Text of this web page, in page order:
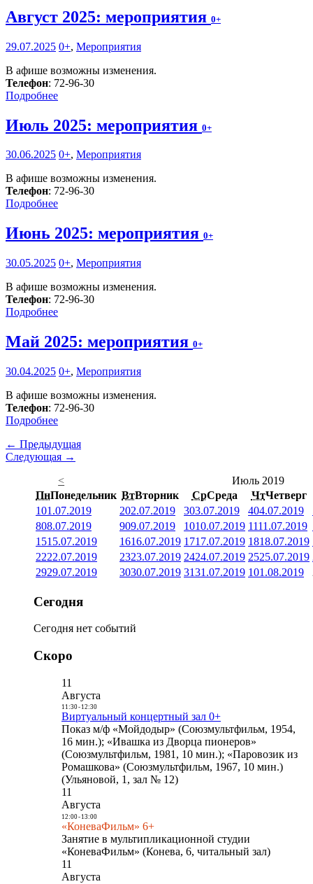
Август 2025: мероприятия 0+
29.07.2025 0+, Мероприятия
В афише возможны изменения.
Телефон: 72-96-30
Подробнее
Июль 2025: мероприятия 0+
30.06.2025 0+, Мероприятия
В афише возможны изменения.
Телефон: 72-96-30
Подробнее
Июнь 2025: мероприятия 0+
30.05.2025 0+, Мероприятия
В афише возможны изменения.
Телефон: 72-96-30
Подробнее
Май 2025: мероприятия 0+
30.04.2025 0+, Мероприятия
В афише возможны изменения.
Телефон: 72-96-30
Подробнее
← Предыдущая
Следующая →
<
Июль 2019
ПнПонедельник ВтВторник СрСреда ЧтЧетверг
101.07.2019 202.07.2019 303.07.2019 404.07.2019
808.07.2019 909.07.2019 1010.07.2019 1111.07.2019
1515.07.2019 1616.07.2019 1717.07.2019 1818.07.2019
2222.07.2019 2323.07.2019 2424.07.2019 2525.07.2019
2929.07.2019 3030.07.2019 3131.07.2019 101.08.2019
Сегодня
Сегодня нет событий
Скоро
11
Августа
11:30- 12:30
Виртуальный концертный зал 0+
Показ м/ф «Мойдодыр» (Союзмультфильм, 1954,
16 мин.); «Ивашка из Дворца пионеров»
(Союзмультфильм, 1981, 10 мин.); «Паровозик из
Ромашкова» (Союзмультфильм, 1967, 10 мин.)
(Ульяновой, 1, зал № 12)
11
Августа
12:00- 13:00
«КоневаФильм» 6+
Занятие в мультипликационной студии
«КоневаФильм» (Конева, 6, читальный зал)
11
Августа